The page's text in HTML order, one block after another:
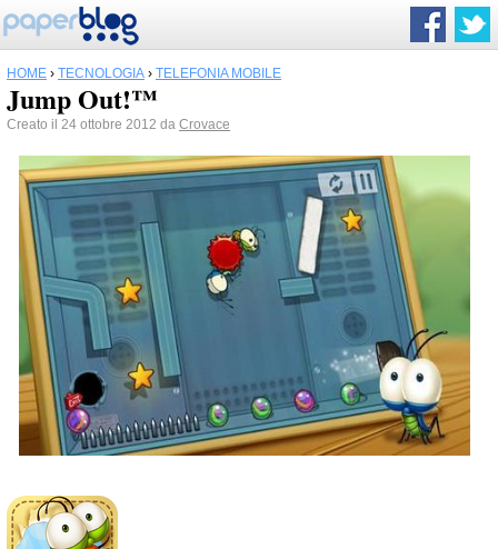
HOME › TECNOLOGIA › TELEFONIA MOBILE
Jump Out!™
Creato il 24 ottobre 2012 da Crovace